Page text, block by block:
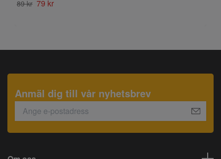
89 kr 79 kr
Anmäl dig till vår nyhetsbrev